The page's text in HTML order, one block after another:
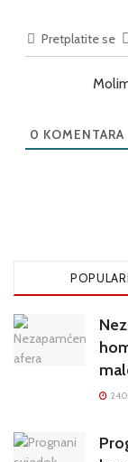
Pretplatite se
0 KOMENTARA